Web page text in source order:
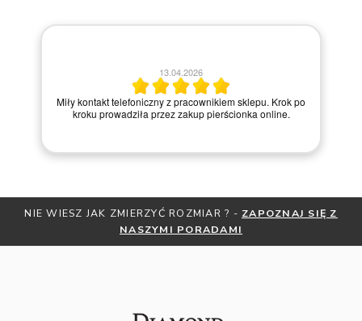
13.04.2026
Miły kontakt telefoniczny z pracownikiem sklepu. Krok po
kroku prowadziła przez zakup pierścionka online.
NIE WIESZ JAK ZMIERZYĆ ROZMIAR ? - ZAPOZNAJ SIĘ Z
NASZYMI PORADAMI